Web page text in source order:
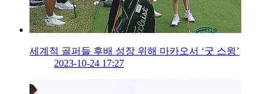
세계적 골퍼들 후배 성장 위해 마카오서 ‘굿 스윙’
2023-10-24 17:27